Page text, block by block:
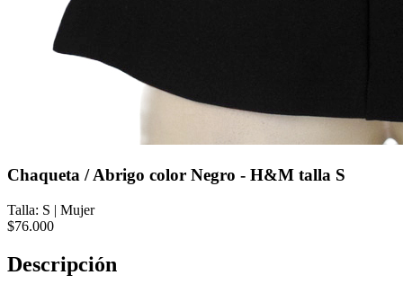
Chaqueta / Abrigo color Negro - H&M talla S
Talla: S | Mujer
$76.000
Descripción